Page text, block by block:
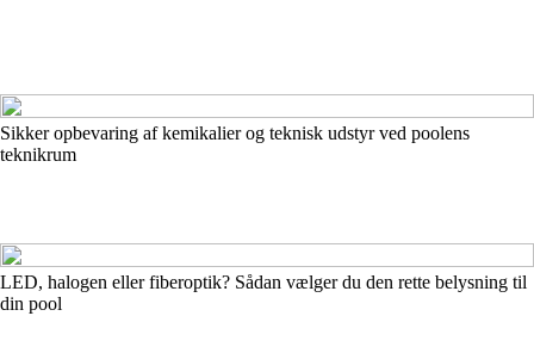
Sikker opbevaring af kemikalier og teknisk udstyr ved poolens
teknikrum
LED, halogen eller fiberoptik? Sådan vælger du den rette belysning til
din pool